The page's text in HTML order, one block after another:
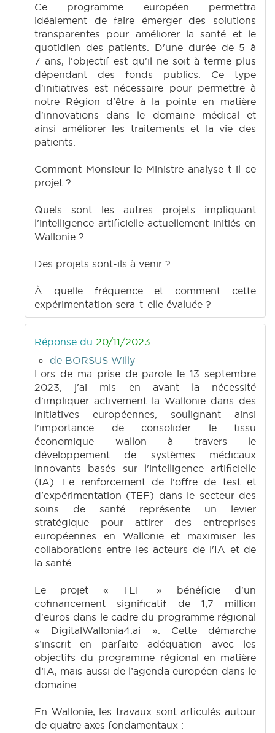
Ce programme européen permettra
idéalement de faire émerger des solutions
transparentes pour améliorer la santé et le
quotidien des patients. D'une durée de 5 à
7 ans, l'objectif est qu'il ne soit à terme plus
dépendant des fonds publics. Ce type
d'initiatives est nécessaire pour permettre à
notre Région d'être à la pointe en matière
d'innovations dans le domaine médical et
ainsi améliorer les traitements et la vie des
patients.
Comment Monsieur le Ministre analyse-t-il ce
projet ?
Quels sont les autres projets impliquant
l'intelligence artificielle actuellement initiés en
Wallonie ?
Des projets sont-ils à venir ?
À quelle fréquence et comment cette
expérimentation sera-t-elle évaluée ?
Réponse du 20/11/2023
de BORSUS Willy
Lors de ma prise de parole le 13 septembre
2023, j'ai mis en avant la nécessité
d'impliquer activement la Wallonie dans des
initiatives européennes, soulignant ainsi
l'importance de consolider le tissu
économique wallon à travers le
développement de systèmes médicaux
innovants basés sur l'intelligence artificielle
(IA). Le renforcement de l'offre de test et
d'expérimentation (TEF) dans le secteur des
soins de santé représente un levier
stratégique pour attirer des entreprises
européennes en Wallonie et maximiser les
collaborations entre les acteurs de l'IA et de
la santé.
Le projet « TEF » bénéficie d'un
cofinancement significatif de 1,7 million
d'euros dans le cadre du programme régional
« DigitalWallonia4.ai ». Cette démarche
s’inscrit en parfaite adéquation avec les
objectifs du programme régional en matière
d’IA, mais aussi de l’agenda européen dans le
domaine.
En Wallonie, les travaux sont articulés autour
de quatre axes fondamentaux :